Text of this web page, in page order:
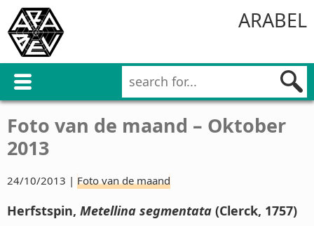
ARABEL
Foto van de maand – Oktober
2013
24/10/2013 | Foto van de maand
Herfstspin, Metellina segmentata (Clerck, 1757)